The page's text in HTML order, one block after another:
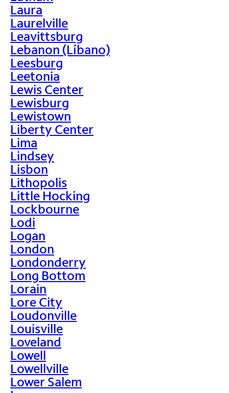
Laura
Laurelville
Leavittsburg
Lebanon (Líbano)
Leesburg
Leetonia
Lewis Center
Lewisburg
Lewistown
Liberty Center
Lima
Lindsey
Lisbon
Lithopolis
Little Hocking
Lockbourne
Lodi
Logan
London
Londonderry
Long Bottom
Lorain
Lore City
Loudonville
Louisville
Loveland
Lowell
Lowellville
Lower Salem